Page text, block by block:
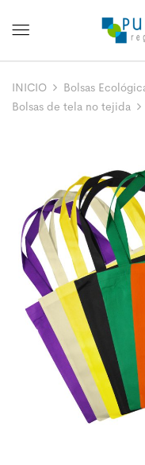
INICIO
Bolsas
Bolsas de tela no tejida